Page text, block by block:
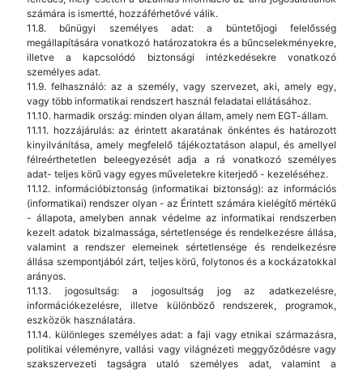
számára is ismertté, hozzáférhetővé válik.
11.8. bűnügyi személyes adat: a büntetőjogi felelősség
megállapítására vonatkozó határozatokra és a bűncselekményekre,
illetve a kapcsolódó biztonsági intézkedésekre vonatkozó
személyes adat.
11.9. felhasználó: az a személy, vagy szervezet, aki, amely egy,
vagy több informatikai rendszert használ feladatai ellátásához.
11.10. harmadik ország: minden olyan állam, amely nem EGT-állam.
11.11. hozzájárulás: az érintett akaratának önkéntes és határozott
kinyilvánítása, amely megfelelő tájékoztatáson alapul, és amellyel
félreérthetetlen beleegyezését adja a rá vonatkozó személyes
adat- teljes körű vagy egyes műveletekre kiterjedő - kezeléséhez.
11.12. információbiztonság (informatikai biztonság): az információs
(informatikai) rendszer olyan - az Érintett számára kielégítő mértékű
- állapota, amelyben annak védelme az informatikai rendszerben
kezelt adatok bizalmassága, sértetlensége és rendelkezésre állása,
valamint a rendszer elemeinek sértetlensége és rendelkezésre
állása szempontjából zárt, teljes körű, folytonos és a kockázatokkal
arányos.
11.13. jogosultság: a jogosultság jog az adatkezelésre,
információkezelésre, illetve különböző rendszerek, programok,
eszközök használatára.
11.14. különleges személyes adat: a faji vagy etnikai származásra,
politikai véleményre, vallási vagy világnézeti meggyőződésre vagy
szakszervezeti tagságra utaló személyes adat, valamint a